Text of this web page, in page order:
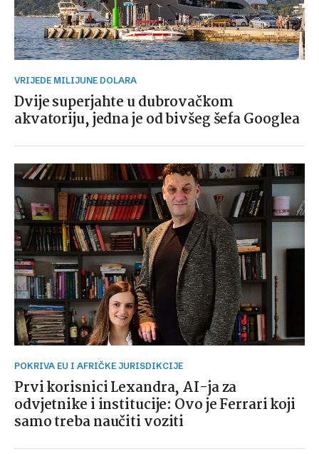
VRIJEDE MILIJUNE DOLARA
Dvije superjahte u dubrovačkom
akvatoriju, jedna je od bivšeg šefa Googlea
POKRIVA EU I AFRIČKE JURISDIKCIJE
Prvi korisnici Lexandra, AI-ja za
odvjetnike i institucije: Ovo je Ferrari koji
samo treba naučiti voziti